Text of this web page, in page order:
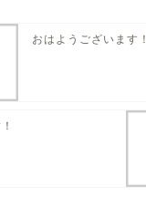
おはようございます！